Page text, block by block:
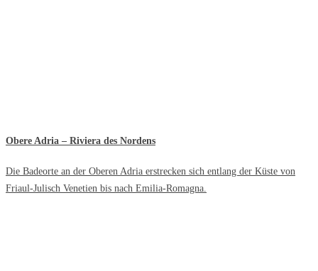
Obere Adria – Riviera des Nordens
Die Badeorte an der Oberen Adria erstrecken sich entlang der Küste von
Friaul-Julisch Venetien bis nach Emilia-Romagna.